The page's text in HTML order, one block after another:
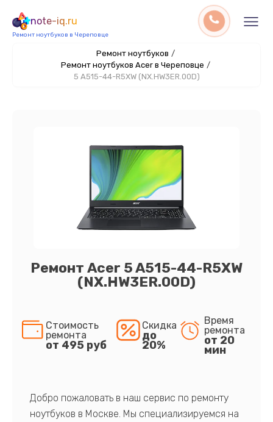
note-iq.ru
Ремонт ноутбуков в Череповце
Ремонт ноутбуков /
Ремонт ноутбуков Acer в Череповце /
5 A515-44-R5XW (NX.HW3ER.00D)
Ремонт Acer 5 A515-44-R5XW
(NX.HW3ER.00D)
Стоимость
ремонта
от 495 руб
Скидка
до
20%
Время
ремонта
от 20
мин
Добро пожаловать в наш сервис по ремонту
ноутбуков в Москве. Мы специализируемся на